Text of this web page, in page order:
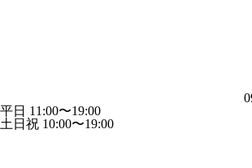
平日 11:00〜19:00
土日祝 10:00〜19:00